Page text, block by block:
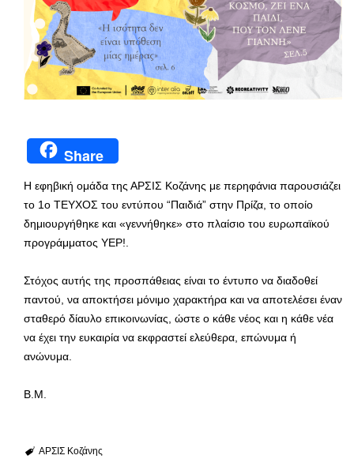
Share
Η εφηβική ομάδα της ΑΡΣΙΣ Κοζάνης με περηφάνια παρουσιάζει
το 1ο ΤΕΥΧΟΣ του εντύπου “Παιδιά” στην Πρίζα, το οποίο
δημιουργήθηκε και «γεννήθηκε» στο πλαίσιο του ευρωπαϊκού
προγράμματος YEP!.
Στόχος αυτής της προσπάθειας είναι το έντυπο να διαδοθεί
παντού, να αποκτήσει μόνιμο χαρακτήρα και να αποτελέσει έναν
σταθερό δίαυλο επικοινωνίας, ώστε ο κάθε νέος και η κάθε νέα
να έχει την ευκαιρία να εκφραστεί ελεύθερα, επώνυμα ή
ανώνυμα.
Β.Μ.
ΑΡΣΙΣ Κοζάνης